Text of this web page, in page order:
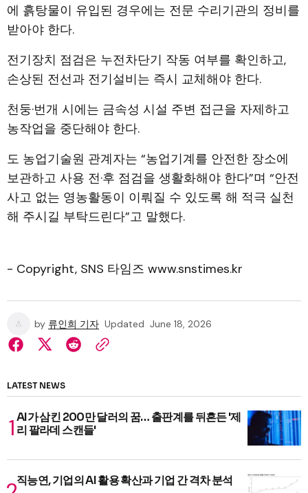
에 흙탕물이 유입된 경우에는 전문 수리기관의 정비를
받아야 한다.
전기장치 점검은 누전차단기 작동 여부를 확인하고,
손상된 전선과 전기설비는 즉시 교체해야 한다.
천둥·번개 시에는 금속성 시설 주변 접근을 자제하고
농작업을 중단해야 한다.
도 농업기술원 관계자는 “농업기계를 안전한 장소에
보관하고 사용 전·후 점검을 생활화해야 한다”며 “안전
사고 없는 영농활동이 이뤄질 수 있도록 해 적극 실천
해 주시길 부탁드린다”고 말했다.
- Copyright, SNS 타임즈 www.snstimes.kr
by 류인희 기자 Updated June 18, 2026
LATEST NEWS
AI가 삼킨 200만 달러의 꿈… 출판계를 뒤흔든 '제
리 팔라데 스캔들'
직능연, 기업의 AI 활용 확산과 기업 간 격차 분석